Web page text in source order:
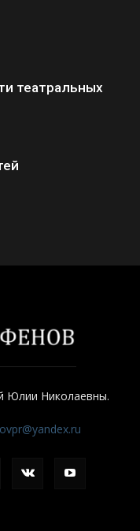
театральных
Юлии Николаевны.